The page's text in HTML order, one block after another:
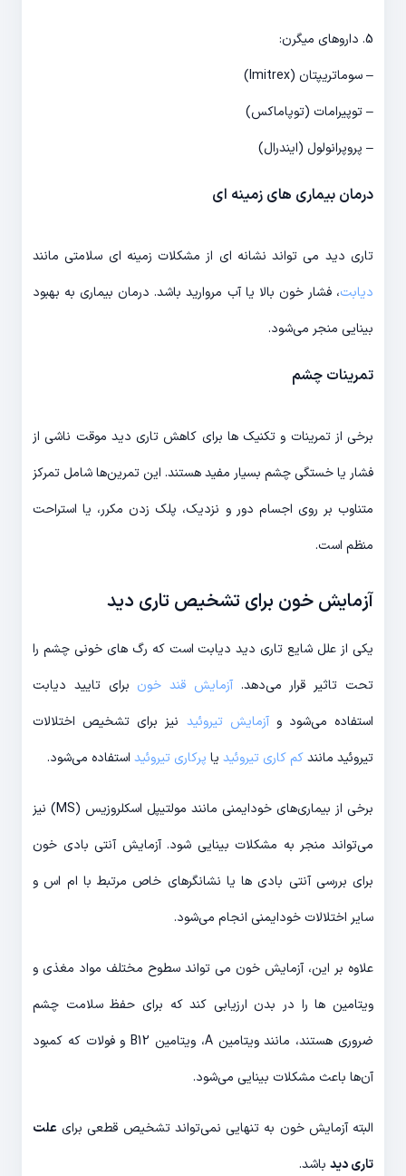
5. داروهای میگرن:
– سوماتریپتان (Imitrex)
– توپیرامات (توپاماکس)
– پروپرانولول (ایندرال)
درمان بیماری های زمینه ای
تاری دید می تواند نشانه ای از مشکلات زمینه ای سلامتی مانند
دیابت، فشار خون بالا یا آب مروارید باشد. درمان بیماری به بهبود
بینایی منجر می‌شود.
تمرینات چشم
برخی از تمرینات و تکنیک ها برای کاهش تاری دید موقت ناشی از
فشار یا خستگی چشم بسیار مفید هستند. این تمرین‌ها شامل تمرکز
متناوب بر روی اجسام دور و نزدیک، پلک زدن مکرر، یا استراحت
منظم است.
آزمایش خون برای تشخیص تاری دید
یکی از علل شایع تاری دید دیابت است که رگ های خونی چشم را
تحت تاثیر قرار می‌دهد.آزمایش قند خون برای تایید دیابت
استفاده می‌شود وآزمایش تیروئید نیز برای تشخیص اختلالات
تیروئید مانندکم کاری تیروئید یا پرکاری تیروئید استفاده می‌شود.
برخی از بیماری‌های خودایمنی مانند مولتیپل اسکلروزیس (MS) نیز
می‌تواند منجر به مشکلات بینایی شود. آزمایش آنتی بادی خون
برای بررسی آنتی بادی ها یا نشانگرهای خاص مرتبط با ام اس و
سایر اختلالات خودایمنی انجام می‌شود.
علاوه بر این، آزمایش خون می تواند سطوح مختلف مواد مغذی و
ویتامین ها را در بدن ارزیابی کند که برای حفظ سلامت چشم
ضروری هستند، مانند ویتامین A، ویتامین B12 و فولات که کمبود
آن‌ها باعث مشکلات بینایی می‌شود.
البته آزمایش خون به تنهایی نمی‌تواند تشخیص قطعی برای علت
تاری دید باشد.